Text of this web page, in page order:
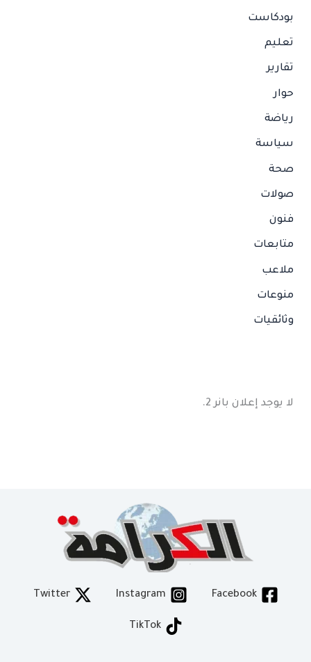
بودكاست
تعليم
تقارير
حوار
رياضة
سياسة
صحة
صولات
فنون
متابعات
ملاعب
منوعات
وثائقيات
لا يوجد إعلان بانر 2.
Facebook
Instagram
Twitter
TikTok